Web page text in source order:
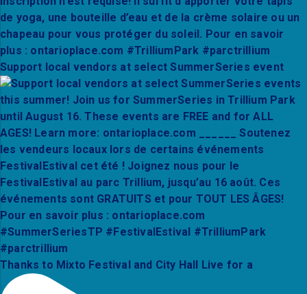
Support local vendors at select SummerSeries event
Thanks to Mixto Festival and City Hall Live for a